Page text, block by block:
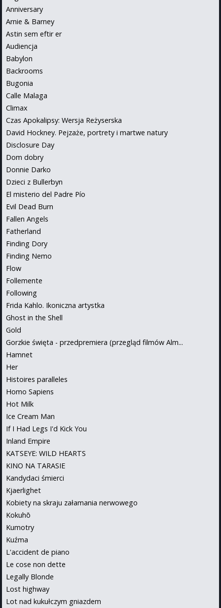
Anniversary
Arnie & Barney
Astin sem eftir er
Audiencja
Babylon
Backrooms
Bugonia
Calle Malaga
Climax
Czas Apokalipsy: Wersja Reżyserska
David Hockney. Pejzaże, portrety i martwe natury
Disclosure Day
Dom dobry
Donnie Darko
Dzieci z Bullerbyn
El misterio del Padre Pío
Evil Dead Burn
Fallen Angels
Fatherland
Finding Dory
Finding Nemo
Flow
Follemente
Following
Frida Kahlo. Ikoniczna artystka
Ghost in the Shell
Gold
Gorzkie święta - przedpremiera (przegląd filmów Alm...
Hamnet
Her
Histoires paralleles
Homo Sapiens
Hot Milk
Ice Cream Man
If I Had Legs I'd Kick You
Inland Empire
KATSEYE: WILD HEARTS
KINO NA TARASIE
Kandydaci śmierci
Kjaerlighet
Kobiety na skraju załamania nerwowego
Kokuhō
Kumotry
Kuźma
L'accident de piano
Le cose non dette
Legally Blonde
Lost highway
Lot nad kukułczym gniazdem